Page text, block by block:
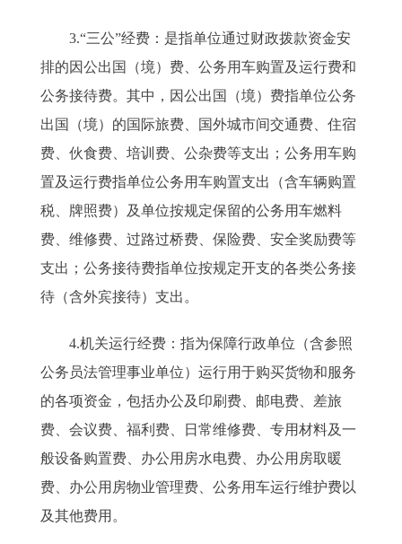
3.“三公”经费：是指单位通过财政拨款资金安
排的因公出国（境）费、公务用车购置及运行费和
公务接待费。其中，因公出国（境）费指单位公务
出国（境）的国际旅费、国外城市间交通费、住宿
费、伙食费、培训费、公杂费等支出；公务用车购
置及运行费指单位公务用车购置支出（含车辆购置
税、牌照费）及单位按规定保留的公务用车燃料
费、维修费、过路过桥费、保险费、安全奖励费等
支出；公务接待费指单位按规定开支的各类公务接
待（含外宾接待）支出。
4.机关运行经费：指为保障行政单位（含参照
公务员法管理事业单位）运行用于购买货物和服务
的各项资金，包括办公及印刷费、邮电费、差旅
费、会议费、福利费、日常维修费、专用材料及一
般设备购置费、办公用房水电费、办公用房取暖
费、办公用房物业管理费、公务用车运行维护费以
及其他费用。